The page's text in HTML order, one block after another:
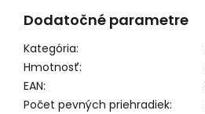
Dodatočné parametre
Kategória:
Hmotnosť:
EAN:
Počet pevných priehradiek: